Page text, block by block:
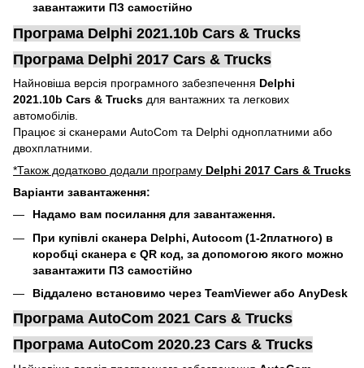
завантажити ПЗ самостійно
Програма Delphi 2021.10b Cars & Trucks
Програма Delphi 2017 Cars & Trucks
Найновіша версія програмного забезпечення Delphi
2021.10b Cars & Trucks для вантажних та легкових
автомобілів.
Працює зі сканерами AutoCom та Delphi одноплатними або
двохплатними.
*Також додатково додали програму Delphi 2017 Cars & Trucks
Варіанти завантаження:
Надамо вам посилання для завантаження.
При купівлі сканера Delphi, Autocom (1-2платного) в
коробці сканера є QR код, за допомогою якого можно
завантажити ПЗ самостійно
Віддалено встановимо через TeamViewer або AnyDesk
Програма AutoCom 2021 Cars & Trucks
Програма AutoCom 2020.23 Cars & Trucks